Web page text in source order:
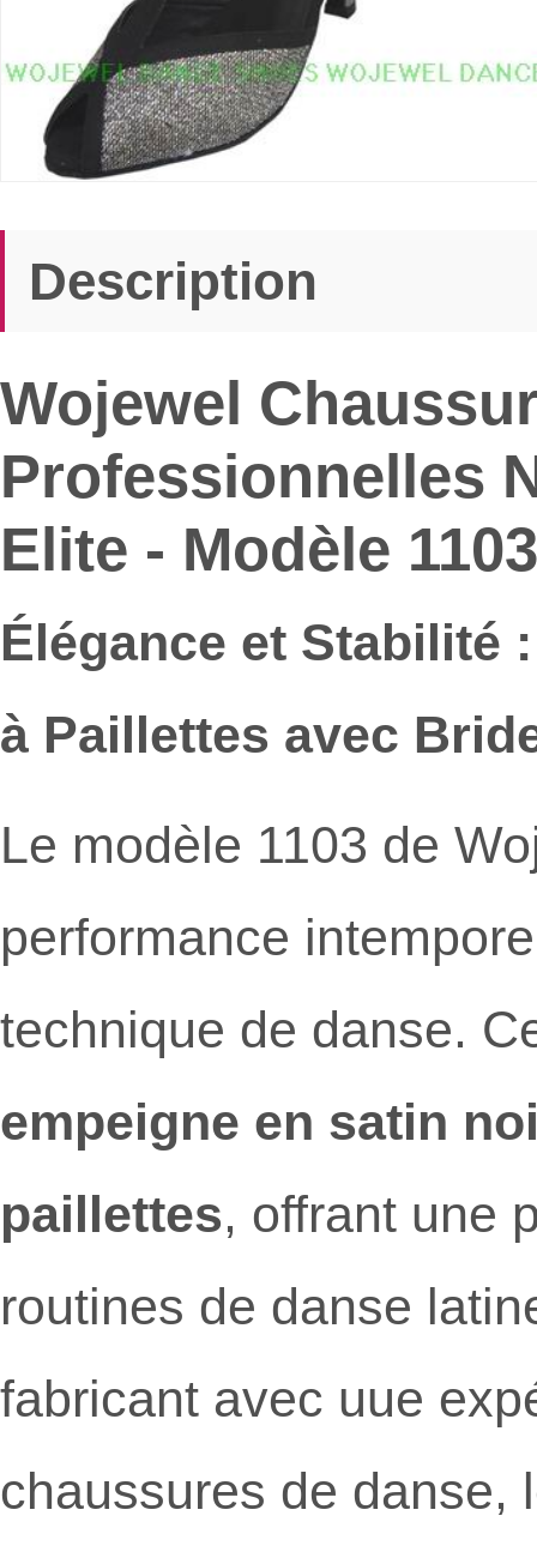
Description
Wojewel
Professionnelles
Elite - Modèle 1103
Élégance et Stabilité
à Paillettes avec
Le modèle 1103 de
performance
technique de danse.
empeigne en satin
paillettes, offrant une
routines de danse
fabricant avec uue
chaussures de danse,